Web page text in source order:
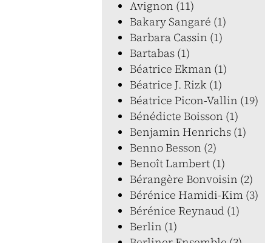
Avignon (11)
Bakary Sangaré (1)
Barbara Cassin (1)
Bartabas (1)
Béatrice Ekman (1)
Béatrice J. Rizk (1)
Béatrice Picon-Vallin (19)
Bénédicte Boisson (1)
Benjamin Henrichs (1)
Benno Besson (2)
Benoît Lambert (1)
Bérangère Bonvoisin (2)
Bérénice Hamidi-Kim (3)
Bérénice Reynaud (1)
Berlin (1)